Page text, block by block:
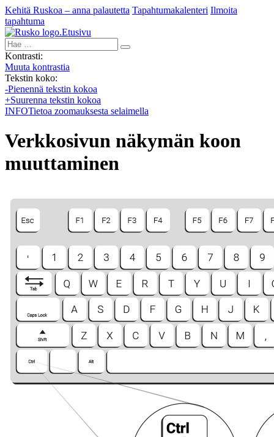
Kehitä Ruskoa – anna palautetta Tapahtumakalenteri Ilmoita
tapahtuma
Etusivu
Hae:
Kontrasti:
Muuta kontrastia
Tekstin koko:
-Pienennä tekstin kokoa
+Suurenna tekstin kokoa
INFOTietoa zoomauksesta selaimella
Verkkosivun näkymän koon
muuttaminen